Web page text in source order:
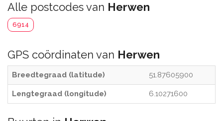
Alle postcodes van Herwen
6914
GPS coördinaten van Herwen
Breedtegraad (latitude) 51.87605900
Lengtegraad (longitude) 6.10271600